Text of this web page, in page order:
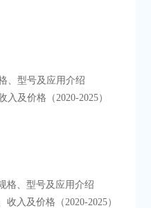
规格、型号及应用介绍
、收入及价格（2020-2025）
品规格、型号及应用介绍
量、收入及价格（2020-2025）